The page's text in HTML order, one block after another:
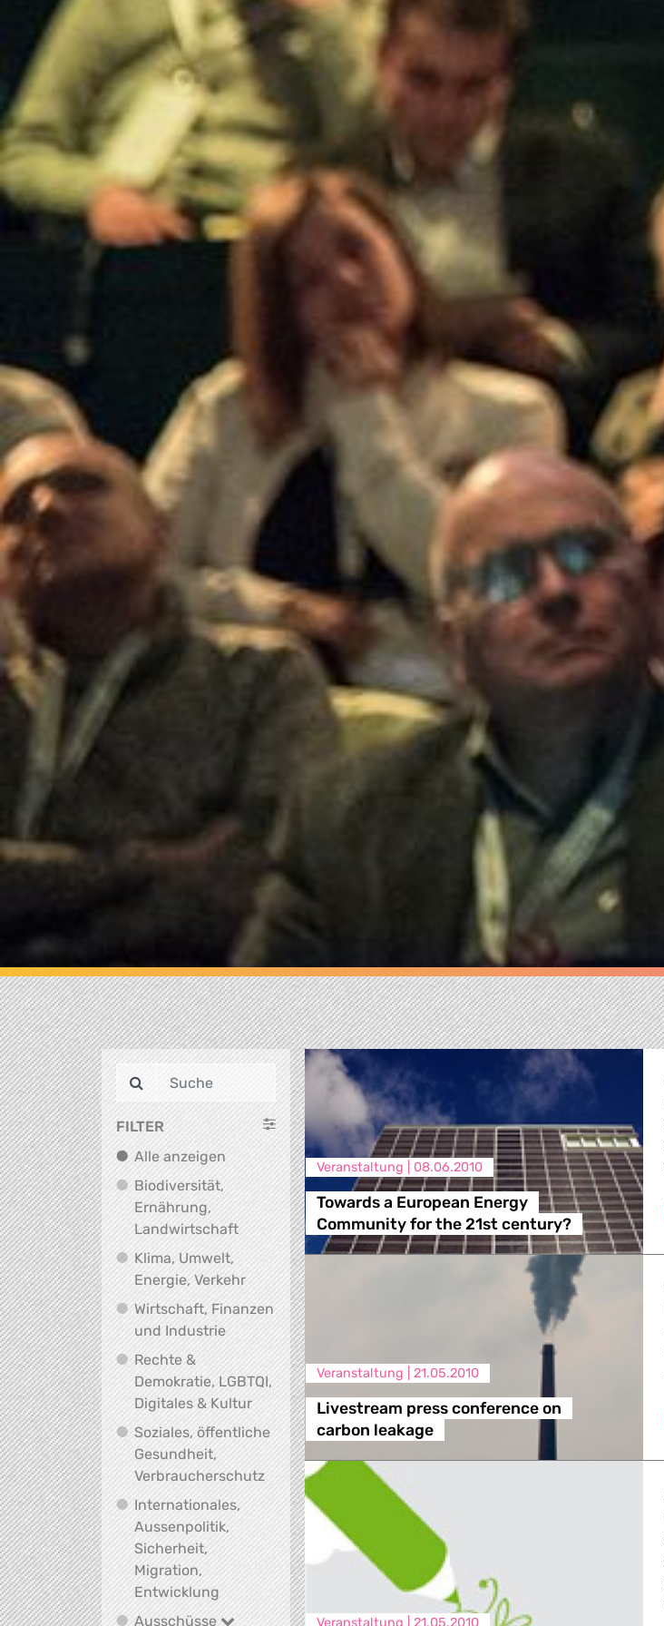
FILTER
Alle anzeigenAlle anzeigen
Biodiversität,
Ernährung,
LandwirtschaftBiodiversität, Ernährung, Landwirtschaft
Klima, Umwelt,
Energie, VerkehrKlima, Umwelt, Energie, Verkehr
Wirtschaft, Finanzen
und IndustrieWirtschaft, Finanzen und Industrie
Rechte &
Demokratie, LGBTQI,
Digitales & KulturRechte & Demokratie, LGBTQI, Digitales & Kultur
Soziales, öffentliche
Gesundheit,
VerbraucherschutzSoziales, öffentliche Gesundheit, Verbraucherschutz
Internationales,
Aussenpolitik,
Sicherheit,
Migration,
EntwicklungInternationales, Aussenpolitik, Sicherheit, Migration, Entwicklung
Ausschüsse
Ausschüsse
Veranstaltung | 08.06.2010
Towards a European Energy
Community for the 21st century?
Veranstaltung | 21.05.2010
Livestream press conference on
carbon leakage